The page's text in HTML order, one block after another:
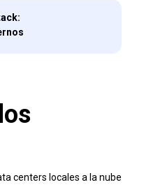
centers locales a la nube